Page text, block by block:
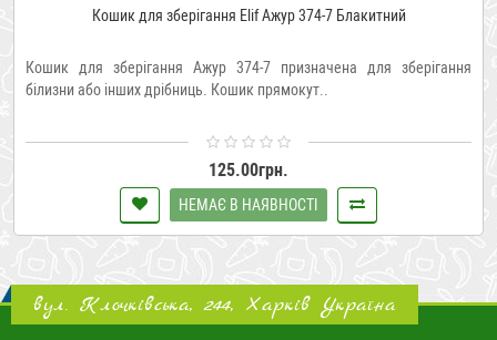
Кошик для зберігання Elif Ажур 374-7 Блакитний
Кошик для зберігання Ажур 374-7 призначена для зберігання
білизни або інших дрібниць. Кошик прямокут..
125.00грн.
НЕМАЄ В НАЯВНОСТІ
вул. Клочківська, 244, Харків Україна